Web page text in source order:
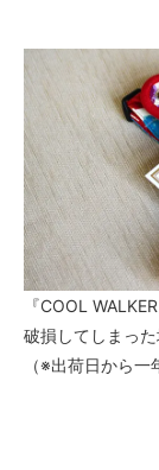
『COOL
破損してしまっ
（※出荷日から一